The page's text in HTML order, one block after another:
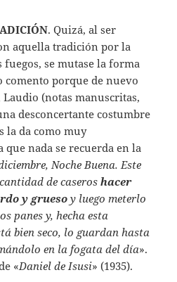
. Quizá, al ser
aquella tradición por la
se mutase la forma
comento porque de nuevo
(notas manuscritas,
desconcertante costumbre
la da como muy
que nada se recuerda en la
Noche Buena. Este
de caseroshacer
y grueso y luego meterlo
panes y, hecha esta
bien seco, lo guardan hasta
en la fogata del día».
«Daniel de Isusi» (1935).